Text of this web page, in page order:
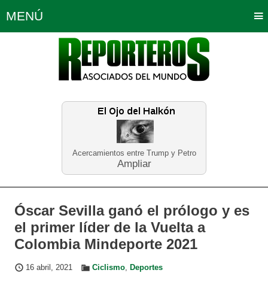
Acercamientos entre Trump y Petro
Ampliar
MENÚ
Política Opinión Bogotá
Planeta Tierra Deportes
Educación Neira
Óscar Sevilla ganó el prólogo y es
el primer líder de la Vuelta a
Colombia Mindeporte 2021
16 abril, 2021 Ciclismo, Deportes